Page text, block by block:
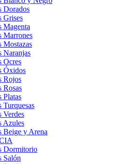
Dorados
Grises
Magenta
Marrones
Mostazas
Naranjas
Ocres
Óxidos
Rojos
Rosas
Platas
Turquesas
Verdes
Azules
Beige y Arena
Dormitorio
Salón